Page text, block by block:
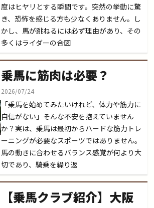
度はヒヤリとする瞬間です。突然の挙動に驚
き、恐怖を感じる方も少なくありません。し
かし、馬が跳ねるには必ず理由があり、その
多くはライダーの合図
乗馬に筋肉は必要？
2026/07/24
「乗馬を始めてみたいけれど、体力や筋力に
自信がない」そんな不安を抱えていません
か？実は、乗馬は最初からハードな筋力トレ
ーニングが必要なスポーツではありません。
馬の動きに合わせるバランス感覚が何より大
切であり、騎乗を繰り返
【乗馬クラブ紹介】大阪